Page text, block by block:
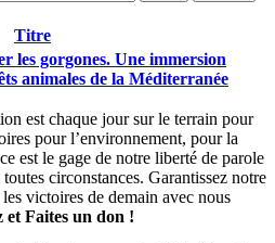
Titre
les gorgones. Une immersion
animales de la Méditerranée
est chaque jour sur le terrain pour
pour l’environnement, pour la
est le gage de notre liberté de parole
circonstances. Garantissez notre
victoires de demain avec nous
et Faites un don !